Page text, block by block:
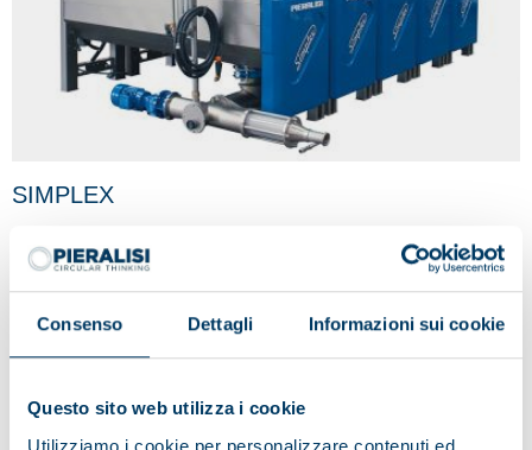
Consenso Dettagli Informazioni sui cookie
Questo sito web utilizza i cookie
Utilizziamo i cookie per personalizzare contenuti ed
SIMPLEX